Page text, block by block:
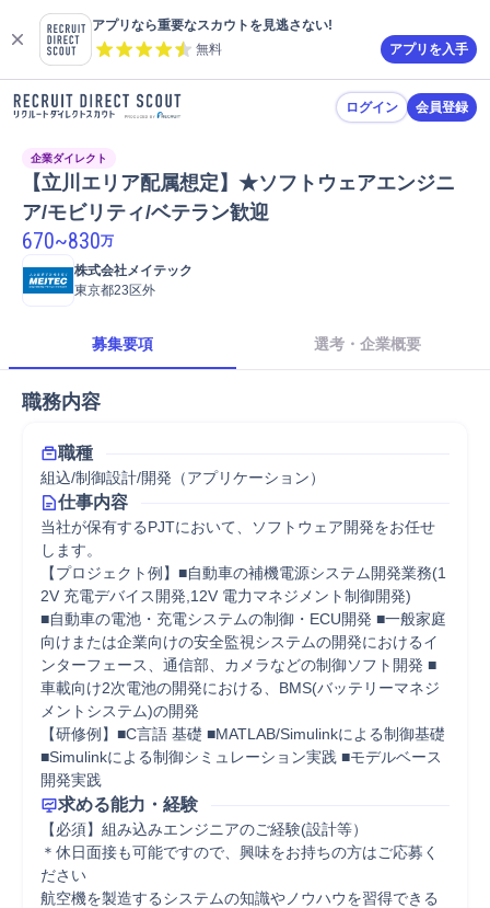
アプリなら重要なスカウトを見逃さない!
無料
アプリを入手
ログイン 会員登録
企業ダイレクト
【立川エリア配属想定】★ソフトウェアエンジニ
ア/モビリティ/ベテラン歓迎
670~830万
株式会社メイテック
東京都23区外
募集要項 選考・企業概要
職務内容
職種
組込/制御設計/開発（アプリケーション）
仕事内容
当社が保有するPJTにおいて、ソフトウェア開発をお任せ
します。
【プロジェクト例】■自動車の補機電源システム開発業務(1
2V 充電デバイス開発,12V 電力マネジメント制御開発)
■自動車の電池・充電システムの制御・ECU開発 ■一般家庭
向けまたは企業向けの安全監視システムの開発におけるイ
ンターフェース、通信部、カメラなどの制御ソフト開発 ■
車載向け2次電池の開発における、BMS(バッテリーマネジ
メントシステム)の開発
【研修例】■C言語 基礎 ■MATLAB/Simulinkによる制御基礎
■Simulinkによる制御シミュレーション実践 ■モデルベース
開発実践
求める能力・経験
【必須】組み込みエンジニアのご経験(設計等）
＊休日面接も可能ですので、興味をお持ちの方はご応募く
ださい
航空機を製造するシステムの知識やノウハウを習得できる